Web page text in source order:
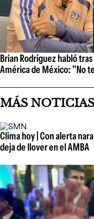
Brian Rodríguez habló
América de México: "No
MÁS
Clima hoy | Con alerta
deja de llover en el AMBA